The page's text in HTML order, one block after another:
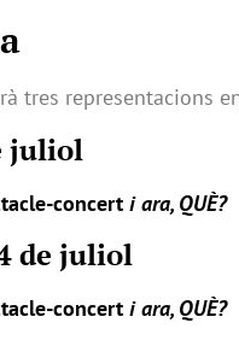
tres representacions
juliol
concert i ara, QUÈ?
de juliol
concert i ara, QUÈ?